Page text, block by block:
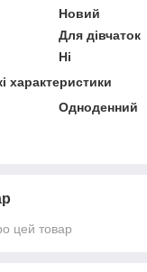
Новий
Для дівчаток
Ні
характеристики
Одноденний
цей товар